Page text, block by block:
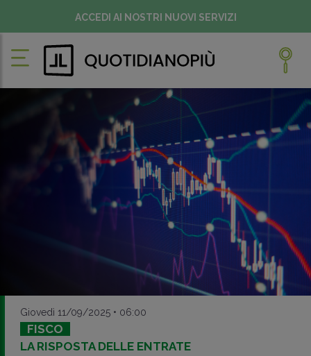
ACCEDI AI NOSTRI NUOVI SERVIZI
Giovedì 11/09/2025 • 06:00
FISCO
LA RISPOSTA DELLE ENTRATE